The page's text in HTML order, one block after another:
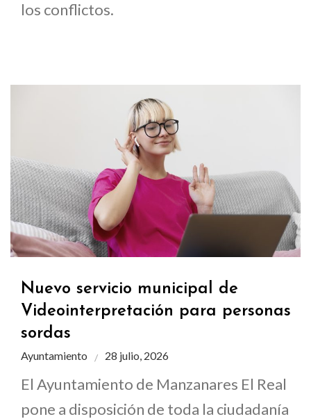
los conflictos.
Nuevo servicio municipal de
Videointerpretación para personas
sordas
Ayuntamiento 28 julio, 2026
El Ayuntamiento de Manzanares El Real
pone a disposición de toda la ciudadanía